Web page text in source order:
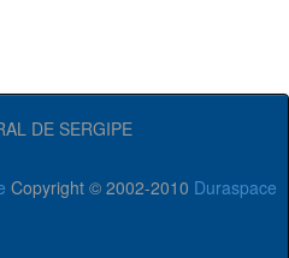
DE SERGIPE
Copyright © 2002-2010 Duraspace